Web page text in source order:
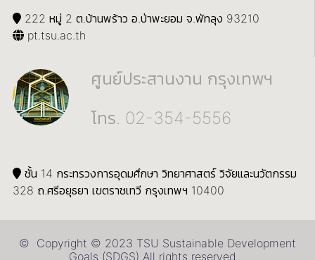
222 หมู่ 2 ต.บ้านพร้าว อ.ป่าพะยอม จ.พัทลุง 93210
pt.tsu.ac.th
ศูนย์ประสานงาน กรุงเทพฯ
โทร. 02-354-5556
ชั้น 14 กระทรวงการอุดมศึกษา วิทยาศาสตร์ วิจัยและนวัตกรรม
328 ถ.ศรีอยุธยา เขตราชเทวี กรุงเทพฯ 10400
© Copyright © 2023 TSU Sustainable Development
Goals (SDGS) All rights reserved.